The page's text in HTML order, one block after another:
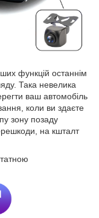
функцій останнім
Така невелика
ваш автомобіль
коли ви здаєте
зону позаду
на кшталт